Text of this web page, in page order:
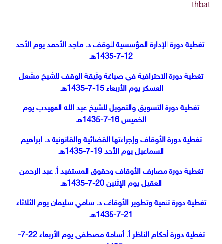
thbat
تغطية دورة الإدارة المؤسسية للوقف د. ماجد الأحمد يوم الأحد
12-7-1435هـ
تغطية دورة الاحترافية في صياغة وثيقة الوقف للشيخ مشعل
العسكر يوم الأربعاء 15-7-1435هـ
تغطية دورة التسويق والتمويل للشيخ عبد الله المهيدب يوم
الخميس 16-7-1435هـ
تغطية دورة الأوقاف وإجراءتها القضائية والقانونية د. ابراهيم
السماعيل يوم الأحد 19-7-1435هـ
تغطية دورة مصارف الأوقاف وحقوق المستفيد أ. عبد الرحمن
العقيل يوم الإثنين 20-7-1435هـ
تغطية دورة تنمية وتطوير الأوقاف د. سامي سليمان يوم الثلاثاء
21-7-1435هـ
تغطية دورة أحكام الناظر أ. أسامة مصطفى يوم الأربعاء 22-7-